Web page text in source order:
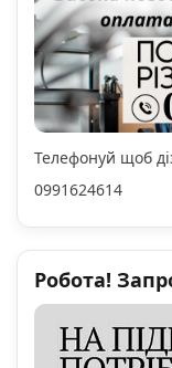
Телефонуй щоб
0991624614
Робота!